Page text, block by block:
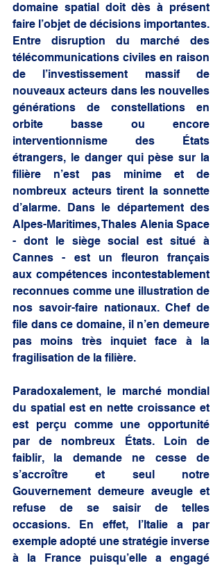
domaine spatial doit dès à présent
faire l’objet de décisions importantes.
Entre disruption du marché des
télécommunications civiles en raison
de l’investissement massif de
nouveaux acteurs dans les nouvelles
générations de constellations en
orbite basse ou encore
interventionnisme des États
étrangers, le danger qui pèse sur la
filière n’est pas minime et de
nombreux acteurs tirent la sonnette
d’alarme. Dans le département des
Alpes-Maritimes, Thales Alenia Space
- dont le siège social est situé à
Cannes - est un fleuron français
aux compétences incontestablement
reconnues comme une illustration de
nos savoir-faire nationaux. Chef de
file dans ce domaine, il n’en demeure
pas moins très inquiet face à la
fragilisation de la filière.
Paradoxalement, le marché mondial
du spatial est en nette croissance et
est perçu comme une opportunité
par de nombreux États. Loin de
faiblir, la demande ne cesse de
s’accroître et seul notre
Gouvernement demeure aveugle et
refuse de se saisir de telles
occasions. En effet, l’Italie a par
exemple adopté une stratégie inverse
à la France puisqu’elle a engagé